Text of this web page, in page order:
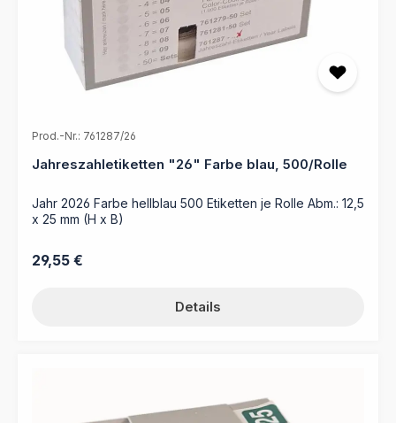
Prod.-Nr.: 761287/26
Jahreszahletiketten "26" Farbe blau, 500/Rolle
Jahr 2026 Farbe hellblau 500 Etiketten je Rolle Abm.: 12,5
x 25 mm (H x B)
Regulärer Preis:
29,55 €
Details